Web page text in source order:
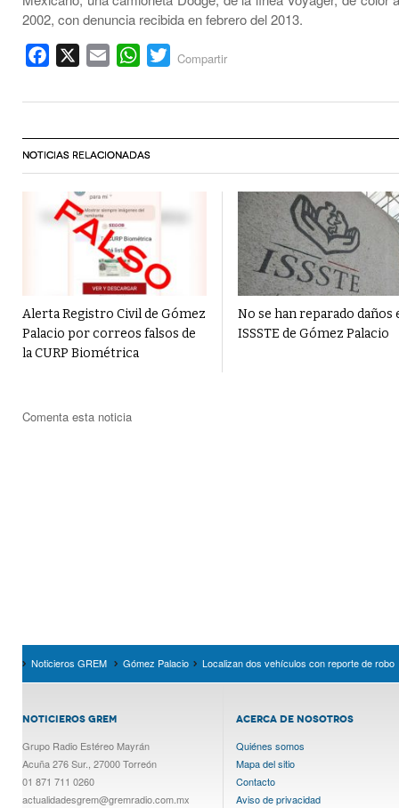
2002, con denuncia recibida en febrero del 2013.
Facebook Email WhatsApp
Twitter
Compartir
NOTICIAS RELACIONADAS
Alerta Registro Civil de Gómez
Palacio por correos falsos de
la CURP Biométrica
No se han reparado daños
ISSSTE de Gómez Palacio
Comenta esta noticia
Noticieros GREM Gómez Palacio Localizan dos vehículos con reporte de robo
NOTICIEROS GREM
Grupo Radio Estéreo Mayrán
Acuña 276 Sur., 27000 Torreón
01 871 711 0260
actualidadesgrem@gremradio.com.mx
ACERCA DE NOSOTROS
Quiénes somos
Mapa del sitio
Contacto
Aviso de privacidad